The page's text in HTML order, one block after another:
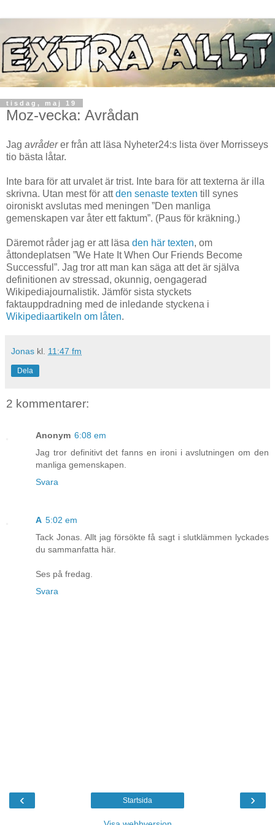
tisdag, maj 19
Moz-vecka: Avrådan
Jag avråderer från att läsa Nyheter24:s lista över Morrisseys
tio bästa låtar.
Inte bara för att urvalet är trist. Inte bara för att texterna är illa
skrivna. Utan mest för attden senaste texten till synes
oironiskt avslutas med meningen ”Den manliga
gemenskapen var åter ett faktum”. (Paus för kräkning.)
Däremot råder jag er att läsa den här texten, om
åttondeplatsen ”We Hate It When Our Friends Become
Successful”. Jag tror att man kan säga att det är själva
definitionen av stressad, okunnig, oengagerad
Wikipediajournalistik. Jämför sista styckets
faktauppdradning med de inledande styckena i
Wikipediaartikeln om låten.
Jonas kl. 11:47 fm
Dela
2 kommentarer:
Anonym 6:08 em
Jag tror definitivt det fanns en ironi i avslutningen om den
manliga gemenskapen.
Svara
A 5:02 em
Tack Jonas. Allt jag försökte få sagt i slutklämmen lyckades
du sammanfatta här.
Ses på fredag.
Svara
‹ ›
Startsida